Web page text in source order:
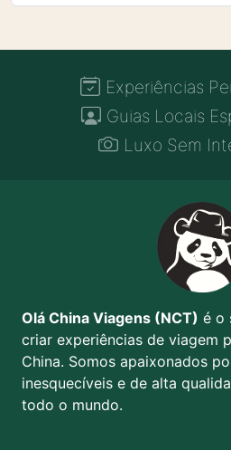
Experiências
Guias Locais
Luxo Sem
Olá China Viagens (NCT) é o
criar experiências de viagem
China. Somos apaixonados
inesquecíveis e de alta
todo o mundo.